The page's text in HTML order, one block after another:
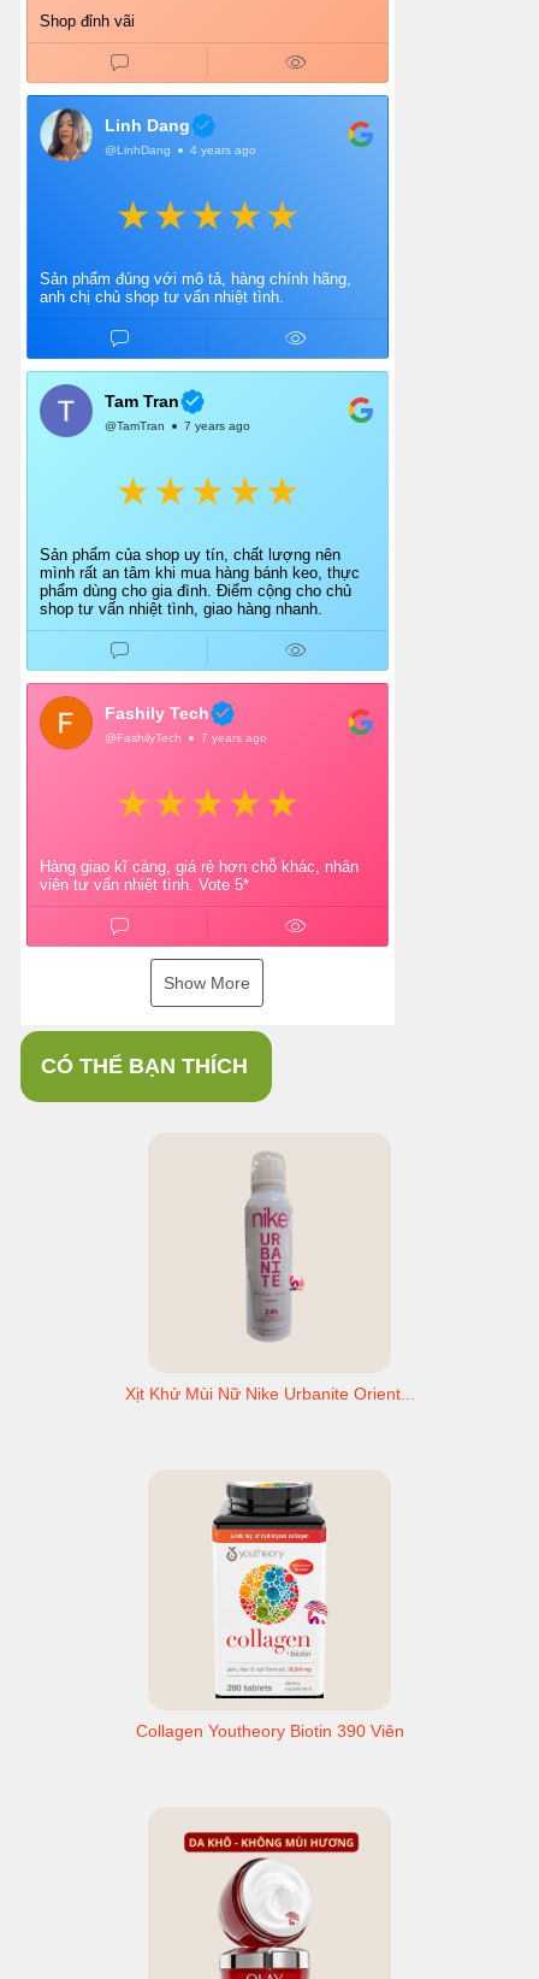
Shop đỉnh vãi
Linh Dang
@LinhDang 4 years ago
Sản phẩm đúng với mô tả, hàng chính hãng,
anh chị chủ shop tư vấn nhiệt tình.
Tam Tran
@TamTran 7 years ago
Sản phẩm của shop uy tín, chất lượng nên
mình rất an tâm khi mua hàng bánh keo, thực
phẩm dùng cho gia đình. Điểm cộng cho chủ
shop tư vấn nhiệt tình, giao hàng nhanh.
Fashily Tech
@FashilyTech 7 years ago
Hàng giao kĩ càng, giá rẻ hơn chỗ khác, nhân
viên tư vấn nhiệt tình. Vote 5*
Show More
CÓ THỂ BẠN THÍCH
Xịt Khử Mùi Nữ Nike Urbanite Orient...
Collagen Youtheory Biotin 390 Viên